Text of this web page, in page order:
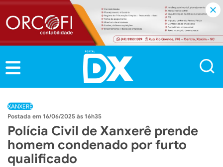
XANXERÊ
16/06/2025 às 16h35
Polícia Civil de Xanxerê prende
homem condenado por furto
qualificado